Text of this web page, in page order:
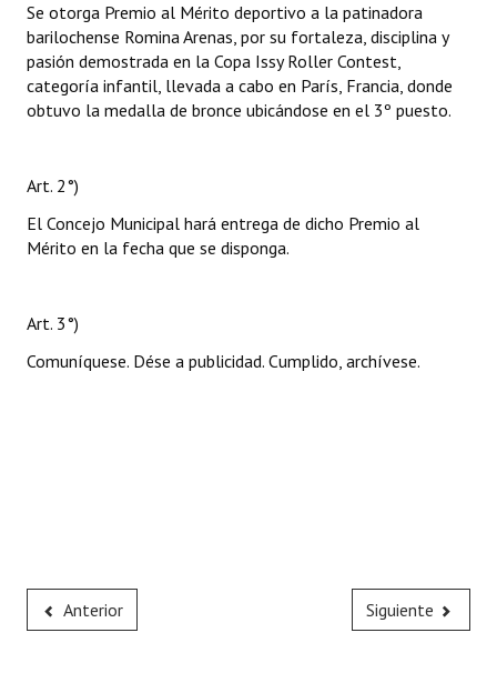
Se otorga Premio al Mérito deportivo a la patinadora
barilochense Romina Arenas, por su fortaleza, disciplina y
pasión demostrada en la Copa Issy Roller Contest,
categoría infantil, llevada a cabo en París, Francia, donde
obtuvo la medalla de bronce ubicándose en el 3º puesto.
Art. 2°)
El Concejo Municipal hará entrega de dicho Premio al
Mérito en la fecha que se disponga.
Art. 3°)
Comuníquese. Dése a publicidad. Cumplido, archívese.
Anterior Siguiente